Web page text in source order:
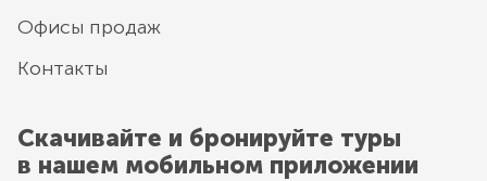
Офисы продаж
Контакты
Скачивайте и бронируйте туры
в нашем мобильном приложении